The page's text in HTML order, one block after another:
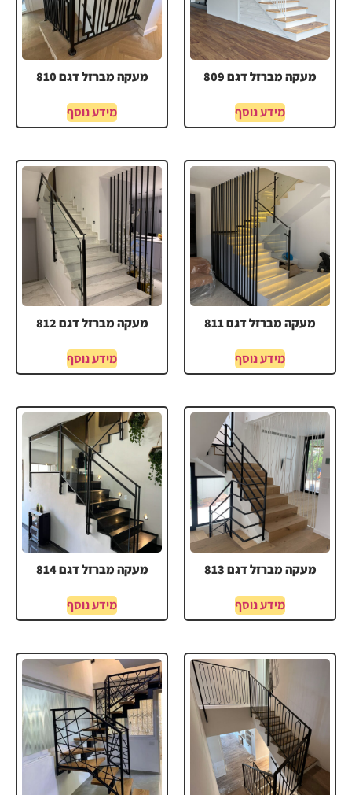
מעקה מברזל דגם 809
מידע נוסף
מעקה מברזל דגם 810
מידע נוסף
מעקה מברזל דגם 811
מידע נוסף
מעקה מברזל דגם 812
מידע נוסף
מעקה מברזל דגם 813
מידע נוסף
מעקה מברזל דגם 814
מידע נוסף